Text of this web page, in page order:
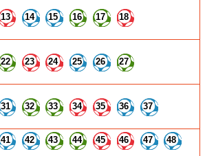
13 14 15 16 17 18
22 23 24 25 26 27
31 32 33 34 35 36 37
41 42 43 44 45 46 47 48